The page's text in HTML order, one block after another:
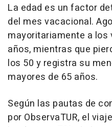
La edad es un factor
del mes vacacional.
mayoritariamente a los
años, mientras que
los 50 y registra su
mayores de 65 años.
Según las pautas de
por ObservaTUR, el